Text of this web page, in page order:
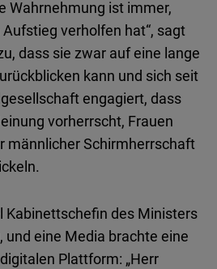
Wahrnehmung ist immer,
verholfen hat“, sagt
dass sie zwar auf eine lange
kann und sich seit
engagiert, dass
vorherrscht, Frauen
männlicher Schirmherrschaft
Kabinettschefin des Ministers
eine Media brachte eine
Plattform: „Herr